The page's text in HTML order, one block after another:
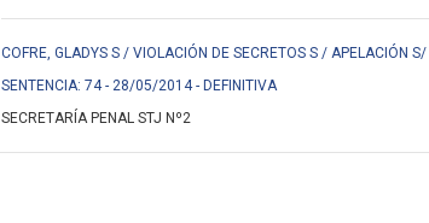
COFRE, GLADYS S / VIOLACIÓN DE SECRETOS S / APELACIÓN
SENTENCIA: 74 - 28/05/2014 - DEFINITIVA
SECRETARÍA PENAL STJ Nº2